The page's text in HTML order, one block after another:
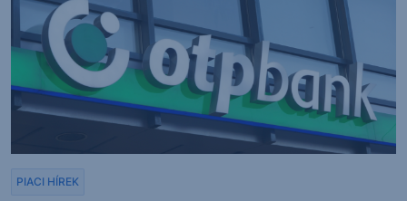
PIACI HÍREK